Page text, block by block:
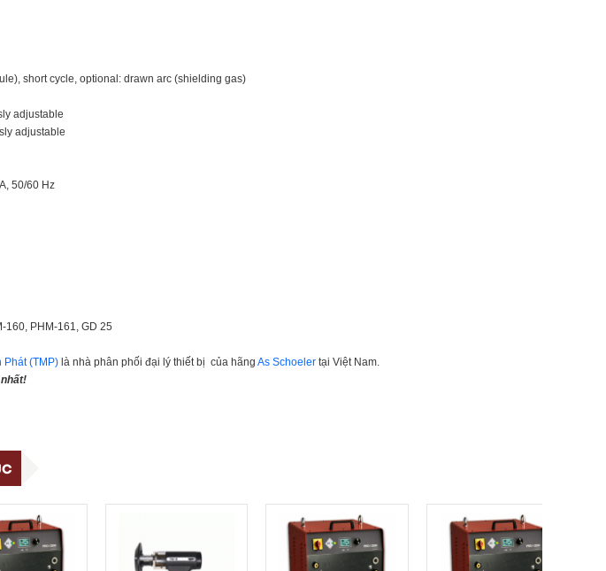
short cycle, optional: drawn arc (shielding gas)
adjustable
adjustable
50/60 Hz
160, PHM-161, GD 25
Phát (TMP) là nhà phân phối đại lý thiết bị của hãng As Schoeler tại Việt Nam.